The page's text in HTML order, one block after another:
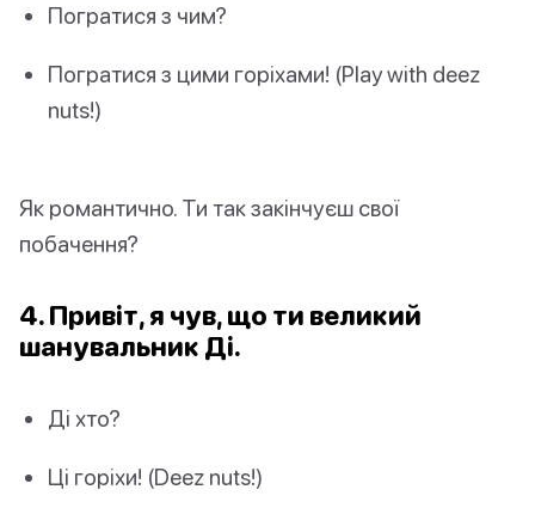
Погратися з чим?
Погратися з цими горіхами! (Play with deez
nuts!)
Як романтично. Ти так закінчуєш свої
побачення?
4. Привіт, я чув, що ти великий
шанувальник Ді.
Ді хто?
Ці горіхи! (Deez nuts!)